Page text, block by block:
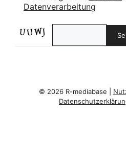
Datenverarbeitung
© 2026 R-mediabase |